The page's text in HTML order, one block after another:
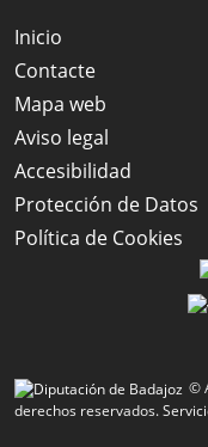
Inicio
Contacte
Mapa web
Aviso legal
Accesibilidad
Protección de Datos
Política de Cookies
©
derechos reservados.